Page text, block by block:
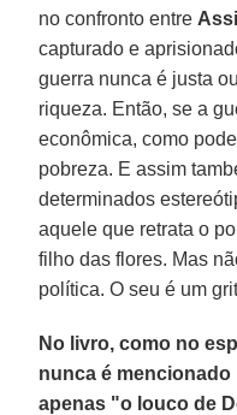
no confronto entre
capturado e
guerra nunca é justa
riqueza. Então, se a
econômica, como
pobreza. E assim
determinados
aquele que retrata o
filho das flores. Mas
política. O seu é um
No livro, como no
nunca é mencionado
apenas "o louco de